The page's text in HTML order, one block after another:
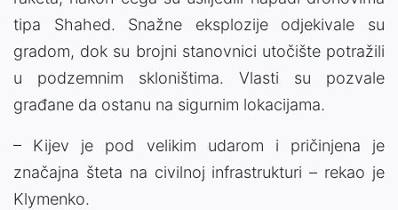
tipa Shahed. Snažne eksplozije odjekivale su
gradom, dok su brojni stanovnici utočište potražili
u podzemnim skloništima. Vlasti su pozvale
građane da ostanu na sigurnim lokacijama.
– Kijev je pod velikim udarom i pričinjena je
značajna šteta na civilnoj infrastrukturi – rekao je
Klymenko.